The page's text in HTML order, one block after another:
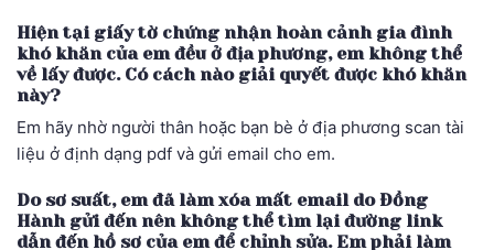
Hiện tại giấy tờ chứng nhận hoàn cảnh gia đình
khó khăn của em đều ở địa phương, em không thể
về lấy được. Có cách nào giải quyết được khó khăn
này?
Em hãy nhờ người thân hoặc bạn bè ở địa phương scan tài
liệu ở định dạng pdf và gửi email cho em.
Do sơ suất, em đã làm xóa mất email do Đồng
Hành gửi đến nên không thể tìm lại đường link
dẫn đến hồ sơ của em để chỉnh sửa. Em phải làm